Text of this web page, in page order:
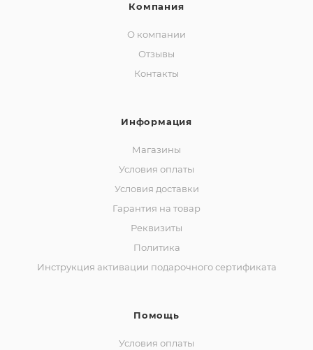
Компания
О компании
Отзывы
Контакты
Информация
Магазины
Условия оплаты
Условия доставки
Гарантия на товар
Реквизиты
Политика
Инструкция активации подарочного сертификата
Помощь
Условия оплаты